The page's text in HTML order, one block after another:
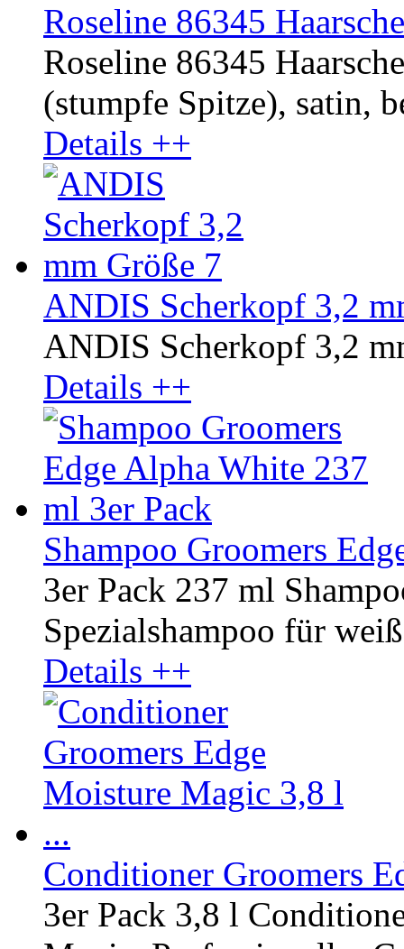
Roseline 86345
Roseline 86345
(stumpfe Spitze), satin,
Details ++
ANDIS Scherkopf 3,2
ANDIS Scherkopf 3,2
Details ++
Shampoo Groomers
3er Pack 237 ml
Spezialshampoo für
Details ++
Conditioner Groomers
3er Pack 3,8 l